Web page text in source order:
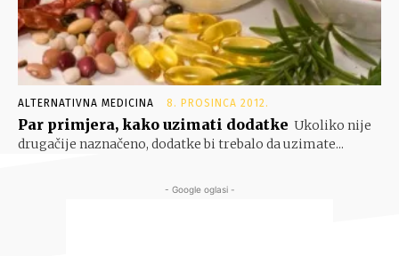
ALTERNATIVNA MEDICINA 8. PROSINCA 2012.
Par primjera, kako uzimati dodatke Ukoliko nije
drugačije naznačeno, dodatke bi trebalo da uzimate...
- Google oglasi -